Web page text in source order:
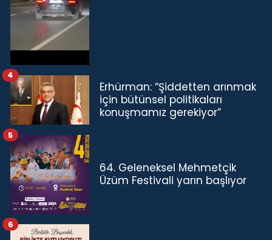
Erhürman: “Şiddetten arınmak
için bütünsel politikaları
konuşmamız gerekiyor”
4
64. Geleneksel Mehmetçik
Üzüm Festivali yarın başlıyor
5
6